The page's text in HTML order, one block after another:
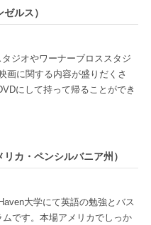
ルス）
ジオやワーナーブロススタジ
画に関する内容が盛りだくさ
にして持って帰ることができ
カ・ペンシルバニア州）
大学にて英語の勉強とバス
です。本場アメリカでしっか